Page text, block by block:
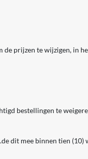
prijzen te wijzigen, in
bestellingen te
dit mee binnen tien (10)